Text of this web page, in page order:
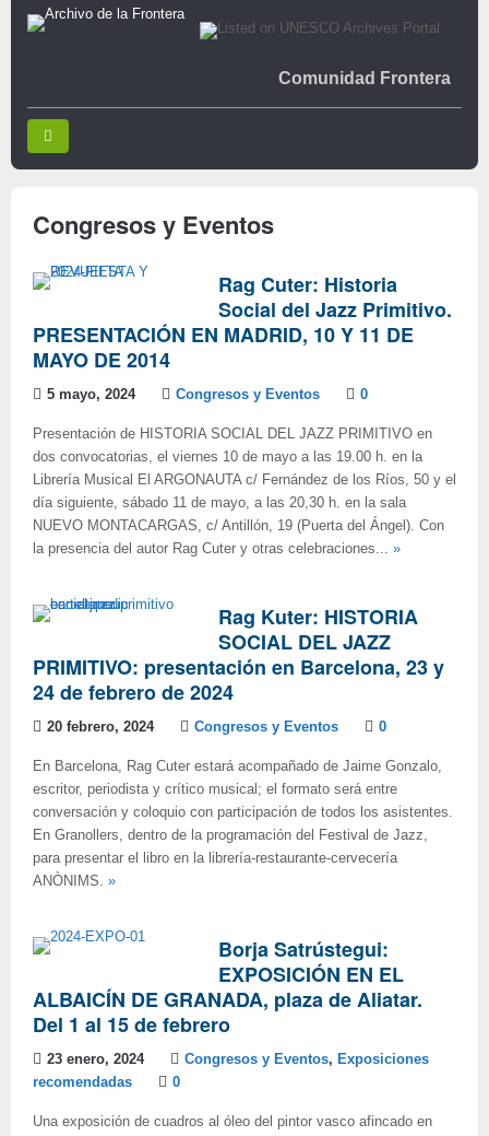
Comunidad Frontera
Congresos y Eventos
Rag Cuter: Historia
Social del Jazz Primitivo.
PRESENTACIÓN EN MADRID, 10 Y 11 DE
MAYO DE 2014
5 mayo, 2024 Congresos y Eventos 0
Presentación de HISTORIA SOCIAL DEL JAZZ PRIMITIVO en
dos convocatorias, el viernes 10 de mayo a las 19.00 h. en la
Librería Musical El ARGONAUTA c/ Fernández de los Ríos, 50 y el
día siguiente, sábado 11 de mayo, a las 20,30 h. en la sala
NUEVO MONTACARGAS, c/ Antillón, 19 (Puerta del Ángel). Con
la presencia del autor Rag Cuter y otras celebraciones... »
Rag Kuter: HISTORIA
SOCIAL DEL JAZZ
PRIMITIVO: presentación en Barcelona, 23 y
24 de febrero de 2024
20 febrero, 2024 Congresos y Eventos 0
En Barcelona, Rag Cuter estará acompañado de Jaime Gonzalo,
escritor, periodista y crítico musical; el formato será entre
conversación y coloquio con participación de todos los asistentes.
En Granollers, dentro de la programación del Festival de Jazz,
para presentar el libro en la librería-restaurante-cervecería
ANÒNIMS. »
Borja Satrústegui:
EXPOSICIÓN EN EL
ALBAICÍN DE GRANADA, plaza de Aliatar.
Del 1 al 15 de febrero
23 enero, 2024 Congresos y Eventos, Exposiciones
recomendadas
0
Una exposición de cuadros al óleo del pintor vasco afincado en